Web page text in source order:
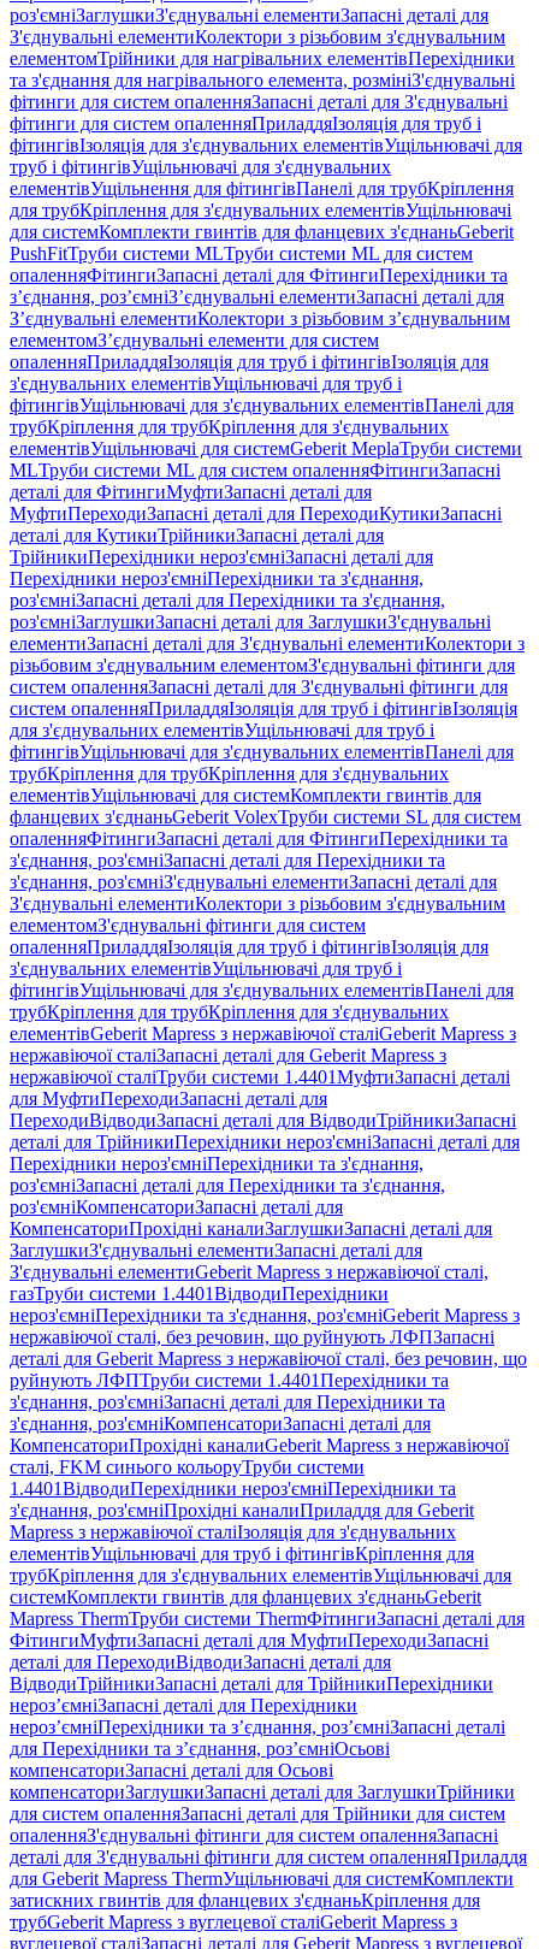
роз'ємніЗаглушкиЗ'єднувальні елементиЗапасні деталі для
З'єднувальні елементиКолектори з різьбовим з'єднувальним
елементомТрійники для нагрівальних елементівПерехідники
та з'єднання для нагрівального елемента, розмініЗ'єднувальні
фітинги для систем опаленняЗапасні деталі для З'єднувальні
фітинги для систем опаленняПриладдяІзоляція для труб і
фітингівІзоляція для з'єднувальних елементівУщільнювачі для
труб і фітингівУщільнювачі для з'єднувальних
елементівУщільнення для фітингівПанелі для трубКріплення
для трубКріплення для з'єднувальних елементівУщільнювачі
для системКомплекти гвинтів для фланцевих з'єднаньGeberit
PushFitТруби системи MLТруби системи ML для систем
опаленняФітингиЗапасні деталі для ФітингиПерехідники та
з’єднання, роз’ємніЗ’єднувальні елементиЗапасні деталі для
З’єднувальні елементиКолектори з різьбовим з’єднувальним
елементомЗ’єднувальні елементи для систем
опаленняПриладдяІзоляція для труб і фітингівІзоляція для
з'єднувальних елементівУщільнювачі для труб і
фітингівУщільнювачі для з'єднувальних елементівПанелі для
трубКріплення для трубКріплення для з'єднувальних
елементівУщільнювачі для системGeberit MeplaТруби системи
MLТруби системи ML для систем опаленняФітингиЗапасні
деталі для ФітингиМуфтиЗапасні деталі для
МуфтиПереходиЗапасні деталі для ПереходиКутикиЗапасні
деталі для КутикиТрійникиЗапасні деталі для
ТрійникиПерехідники нероз'ємніЗапасні деталі для
Перехідники нероз'ємніПерехідники та з'єднання,
роз'ємніЗапасні деталі для Перехідники та з'єднання,
роз'ємніЗаглушкиЗапасні деталі для ЗаглушкиЗ'єднувальні
елементиЗапасні деталі для З'єднувальні елементиКолектори з
різьбовим з'єднувальним елементомЗ'єднувальні фітинги для
систем опаленняЗапасні деталі для З'єднувальні фітинги для
систем опаленняПриладдяІзоляція для труб і фітингівІзоляція
для з'єднувальних елементівУщільнювачі для труб і
фітингівУщільнювачі для з'єднувальних елементівПанелі для
трубКріплення для трубКріплення для з'єднувальних
елементівУщільнювачі для системКомплекти гвинтів для
фланцевих з'єднаньGeberit VolexТруби системи SL для систем
опаленняФітингиЗапасні деталі для ФітингиПерехідники та
з'єднання, роз'ємніЗапасні деталі для Перехідники та
з'єднання, роз'ємніЗ'єднувальні елементиЗапасні деталі для
З'єднувальні елементиКолектори з різьбовим з'єднувальним
елементомЗ'єднувальні фітинги для систем
опаленняПриладдяІзоляція для труб і фітингівІзоляція для
з'єднувальних елементівУщільнювачі для труб і
фітингівУщільнювачі для з'єднувальних елементівПанелі для
трубКріплення для трубКріплення для з'єднувальних
елементівGeberit Mapress з нержавіючої сталіGeberit Mapress з
нержавіючої сталіЗапасні деталі для Geberit Mapress з
нержавіючої сталіТруби системи 1.4401МуфтиЗапасні деталі
для МуфтиПереходиЗапасні деталі для
ПереходиВідводиЗапасні деталі для ВідводиТрійникиЗапасні
деталі для ТрійникиПерехідники нероз'ємніЗапасні деталі для
Перехідники нероз'ємніПерехідники та з'єднання,
роз'ємніЗапасні деталі для Перехідники та з'єднання,
роз'ємніКомпенсаториЗапасні деталі для
КомпенсаториПрохідні каналиЗаглушкиЗапасні деталі для
ЗаглушкиЗ'єднувальні елементиЗапасні деталі для
З'єднувальні елементиGeberit Mapress з нержавіючої сталі,
газТруби системи 1.4401ВідводиПерехідники
нероз'ємніПерехідники та з'єднання, роз'ємніGeberit Mapress з
нержавіючої сталі, без речовин, що руйнують ЛФПЗапасні
деталі для Geberit Mapress з нержавіючої сталі, без речовин, що
руйнують ЛФПТруби системи 1.4401Перехідники та
з'єднання, роз'ємніЗапасні деталі для Перехідники та
з'єднання, роз'ємніКомпенсаториЗапасні деталі для
КомпенсаториПрохідні каналиGeberit Mapress з нержавіючої
сталі, FKM синього кольоруТруби системи
1.4401ВідводиПерехідники нероз'ємніПерехідники та
з'єднання, роз'ємніПрохідні каналиПриладдя для Geberit
Mapress з нержавіючої сталіІзоляція для з'єднувальних
елементівУщільнювачі для труб і фітингівКріплення для
трубКріплення для з'єднувальних елементівУщільнювачі для
системКомплекти гвинтів для фланцевих з'єднаньGeberit
Mapress ThermТруби системи ThermФітингиЗапасні деталі для
ФітингиМуфтиЗапасні деталі для МуфтиПереходиЗапасні
деталі для ПереходиВідводиЗапасні деталі для
ВідводиТрійникиЗапасні деталі для ТрійникиПерехідники
нероз’ємніЗапасні деталі для Перехідники
нероз’ємніПерехідники та з’єднання, роз’ємніЗапасні деталі
для Перехідники та з’єднання, роз’ємніОсьові
компенсаториЗапасні деталі для Осьові
компенсаториЗаглушкиЗапасні деталі для ЗаглушкиТрійники
для систем опаленняЗапасні деталі для Трійники для систем
опаленняЗ'єднувальні фітинги для систем опаленняЗапасні
деталі для З'єднувальні фітинги для систем опаленняПриладдя
для Geberit Mapress ThermУщільнювачі для системКомплекти
затискних гвинтів для фланцевих з'єднаньКріплення для
трубGeberit Mapress з вуглецевої сталіGeberit Mapress з
вуглецевої сталіЗапасні деталі для Geberit Mapress з вуглецевої